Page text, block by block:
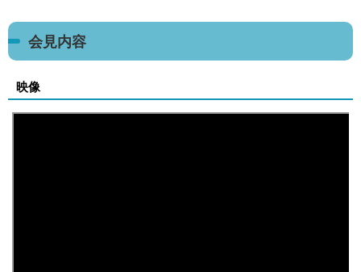
会見内容
映像